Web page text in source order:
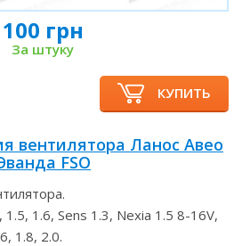
100 грн
За штуку
КУПИТЬ
вентилятора Ланос Авео
FSO
1.6, Sens 1.3, Nexia 1.5 8-16V,
1.8, 2.0.